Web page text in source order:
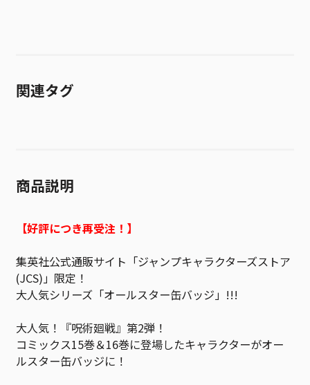
関連タグ
商品説明
【好評につき再受注！】
集英社公式通販サイト「ジャンプキャラクターズストア
(JCS)」限定！
大人気シリーズ「オールスター缶バッジ」!!!
大人気！『呪術廻戦』第2弾！
コミックス15巻＆16巻に登場したキャラクターがオー
ルスター缶バッジに！